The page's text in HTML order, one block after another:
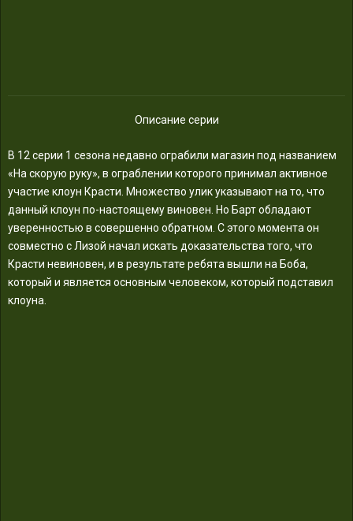
Описание серии
В 12 серии 1 сезона недавно ограбили магазин под названием
«На скорую руку», в ограблении которого принимал активное
участие клоун Красти. Множество улик указывают на то, что
данный клоун по-настоящему виновен. Но Барт обладают
уверенностью в совершенно обратном. С этого момента он
совместно с Лизой начал искать доказательства того, что
Красти невиновен, и в результате ребята вышли на Боба,
который и является основным человеком, который подставил
клоуна.